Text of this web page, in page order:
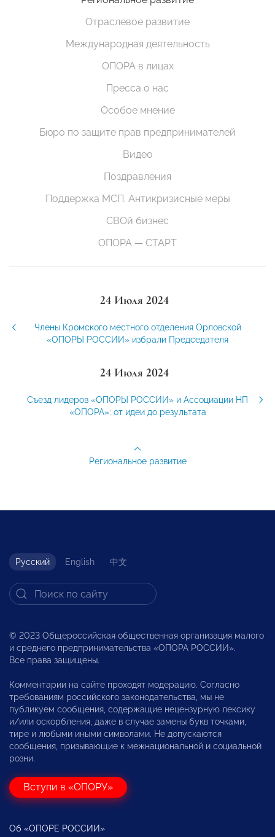
Отраслевое развитие
Международная деятельность
ОПОРА в лицах
Пресса о нас
Особое мнение
Бюро по защите прав предпринимателей
Видео
Поздравления
Поддержка МСП. Антикризисные меры
СВОй бизнес
ОПОРА — СТАРТ
24 Июля 2024
Члены Кромского местного отделения Орловской
«ОПОРЫ РОССИИ» избрали Председателя
24 Июля 2024
Съезд лидеров «ОПОРЫ РОССИИ» и Ассоциации НП
«ОПОРА»: от идеи до результата
Региональное развитие
Русский English 中文
© 2023 Общероссийская общественная организация малого
и среднего предпринимательства «ОПОРА РОССИИ».
Все права защищены.
Комментарии на сайте проходят модерацию. Согласно
требованиям российского законодательства, мы не
публикуем сообщения, содержащие нецензурную лексику
и/или оскорбления, даже в случае замены букв точками,
тире и любыми иными символами. Не допускаются
сообщения, призывающие к межнациональной и социальной
розни.
Вступи в «ОПОРУ»
Об «ОПОРЕ РОССИИ»